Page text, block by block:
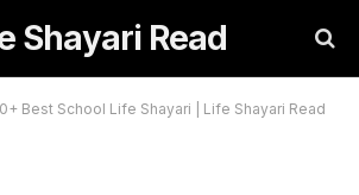
Shayari Read
Best School Life Shayari | Life Shayari Read